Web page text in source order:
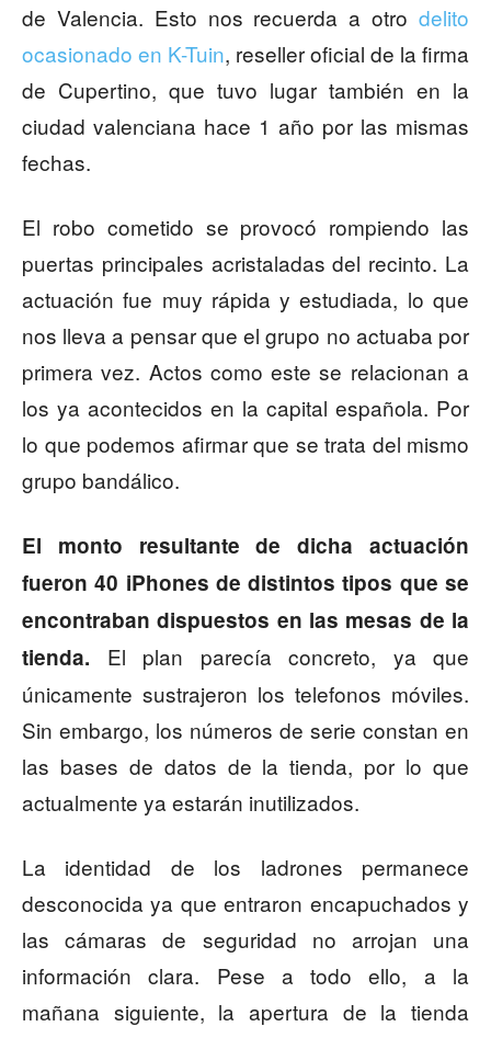
de Valencia. Esto nos recuerda a otro delito
ocasionado en K-Tuin, reseller oficial de la firma
de Cupertino, que tuvo lugar también en la
ciudad valenciana hace 1 año por las mismas
fechas.
El robo cometido se provocó rompiendo las
puertas principales acristaladas del recinto. La
actuación fue muy rápida y estudiada, lo que
nos lleva a pensar que el grupo no actuaba por
primera vez. Actos como este se relacionan a
los ya acontecidos en la capital española. Por
lo que podemos afirmar que se trata del mismo
grupo bandálico.
El monto resultante de dicha actuación
fueron 40 iPhones de distintos tipos que se
encontraban dispuestos en las mesas de la
tienda. El plan parecía concreto, ya que
únicamente sustrajeron los telefonos móviles.
Sin embargo, los números de serie constan en
las bases de datos de la tienda, por lo que
actualmente ya estarán inutilizados.
La identidad de los ladrones permanece
desconocida ya que entraron encapuchados y
las cámaras de seguridad no arrojan una
información clara. Pese a todo ello, a la
mañana siguiente, la apertura de la tienda